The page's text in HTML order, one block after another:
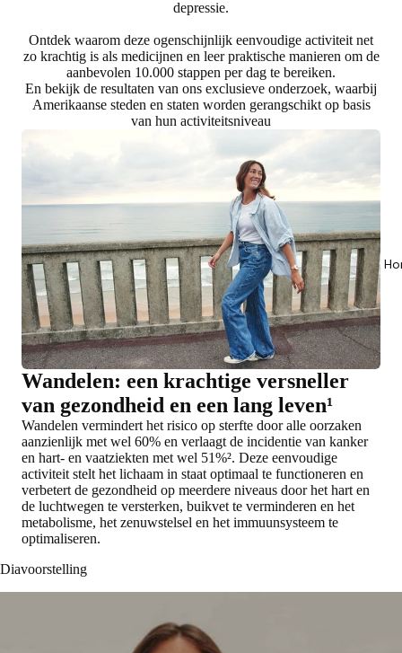
depressie.
Ontdek waarom deze ogenschijnlijk eenvoudige activiteit net
zo krachtig is als medicijnen en leer praktische manieren om de
aanbevolen 10.000 stappen per dag te bereiken.
En bekijk de resultaten van ons exclusieve onderzoek, waarbij
Amerikaanse steden en staten worden gerangschikt op basis
van hun activiteitsniveau
Wandelen: een krachtige versneller
van gezondheid en een lang leven¹
Wandelen vermindert het risico op sterfte door alle oorzaken
aanzienlijk met wel 60% en verlaagt de incidentie van kanker
en hart- en vaatziekten met wel 51%². Deze eenvoudige
activiteit stelt het lichaam in staat optimaal te functioneren en
verbetert de gezondheid op meerdere niveaus door het hart en
de luchtwegen te versterken, buikvet te verminderen en het
metabolisme, het zenuwstelsel en het immuunsysteem te
optimaliseren.
Diavoorstelling